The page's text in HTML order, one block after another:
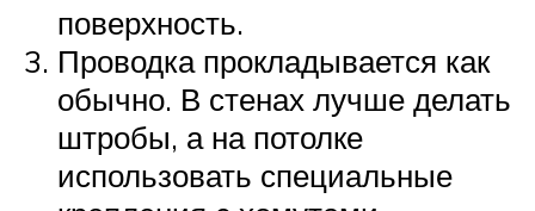
поверхность.
Проводка прокладывается как
обычно. В стенах лучше делать
штробы, а на потолке
использовать специальные